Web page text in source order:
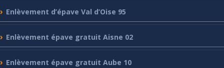
Enlèvement d’épave Val d’Oise 95
Enlèvement épave gratuit Aisne 02
Enlèvement épave gratuit Aube 10